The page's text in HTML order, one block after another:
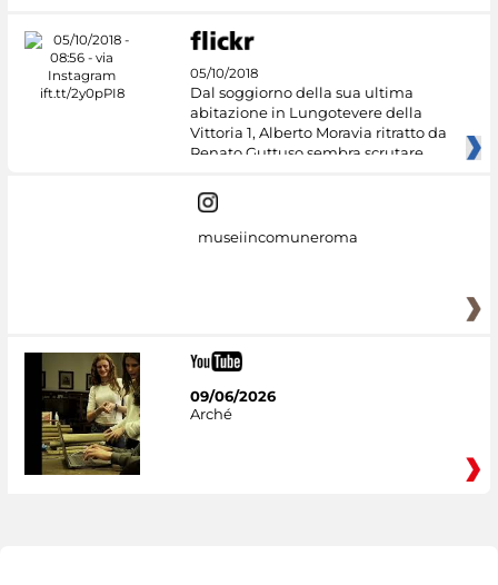
05/10/2018
Dal soggiorno della sua ultima
abitazione in Lungotevere della
Vittoria 1, Alberto Moravia ritratto da
Renato Guttuso sembra scrutare
museiincomuneroma
09/06/2026
Arché